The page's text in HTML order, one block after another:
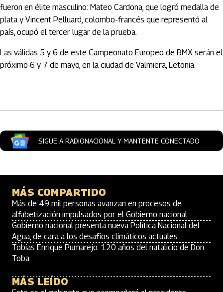
fueron en élite masculino: Mateo Cardona, que logró medalla de
plata y Vincent Pelluard, colombo-francés que representó al
país, ocupó el tercer lugar de la prueba.
Las válidas 5 y 6 de este Campeonato Europeo de BMX serán el
próximo 6 y 7 de mayo, en la ciudad de Valmiera, Letonia.
SIGUE A RADIONACIONAL Y MANTENTE CONECTADO
MÁS COMPARTIDO
Más de 49 mil personas avanzan en procesos de
alfabetización impulsados por el Gobierno nacional
Gobierno nacional presenta nueva Política Nacional del
Agua, de cara a los desafíos climáticos actuales
Tobías Enrique Pumarejo: 120 años del natalicio de Don
Toba
MÁS LEÍDO